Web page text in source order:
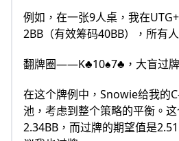
例如，在一张9人桌，我在
2BB（有效筹码40BB），所有
翻牌圈——K♣10♠7♣，大盲过牌
在这个牌例中，Snowie给我的
池，考虑到整个策略的平衡。
2.34BB，而过牌的期望值是